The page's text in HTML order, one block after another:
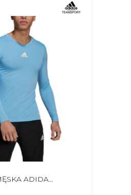
KOSZULKA MĘSKA ADIDAS TEAM BASE TEE JASNONIEBIESKA GN7507